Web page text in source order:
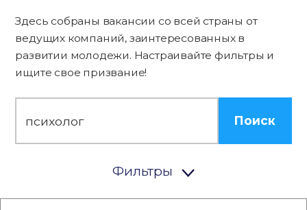
Здесь собраны вакансии со всей страны от
ведущих компаний, заинтересованных в
развитии молодежи. Настраивайте фильтры и
ищите свое призвание!
Поиск
Фильтры